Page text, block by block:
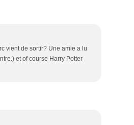
vient de sortir? Une amie a lu
et of course Harry Potter